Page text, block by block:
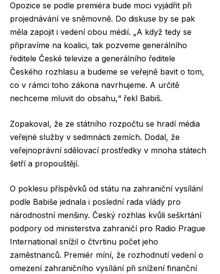
Opozice se podle premiéra bude moci vyjádřit při
projednávání ve sněmovně. Do diskuse by se pak
měla zapojit i vedení obou médií. „A když tedy se
připravíme na koalici, tak pozveme generálního
ředitele České televize a generálního ředitele
Českého rozhlasu a budeme se veřejně bavit o tom,
co v rámci toho zákona navrhujeme. A určitě
nechceme mluvit do obsahu,“ řekl Babiš.
Zopakoval, že ze státního rozpočtu se hradí média
veřejné služby v sedmnácti zemích. Dodal, že
veřejnoprávní sdělovací prostředky v mnoha státech
šetří a propouštějí.
O poklesu příspěvků od státu na zahraniční vysílání
podle Babiše jednala i poslední rada vlády pro
národnostní menšiny. Český rozhlas kvůli seškrtání
podpory od ministerstva zahraničí pro Radio Prague
International snížil o čtvrtinu počet jeho
zaměstnanců. Premiér míní, že rozhodnutí vedení o
omezení zahraničního vysílání při snížení finanční